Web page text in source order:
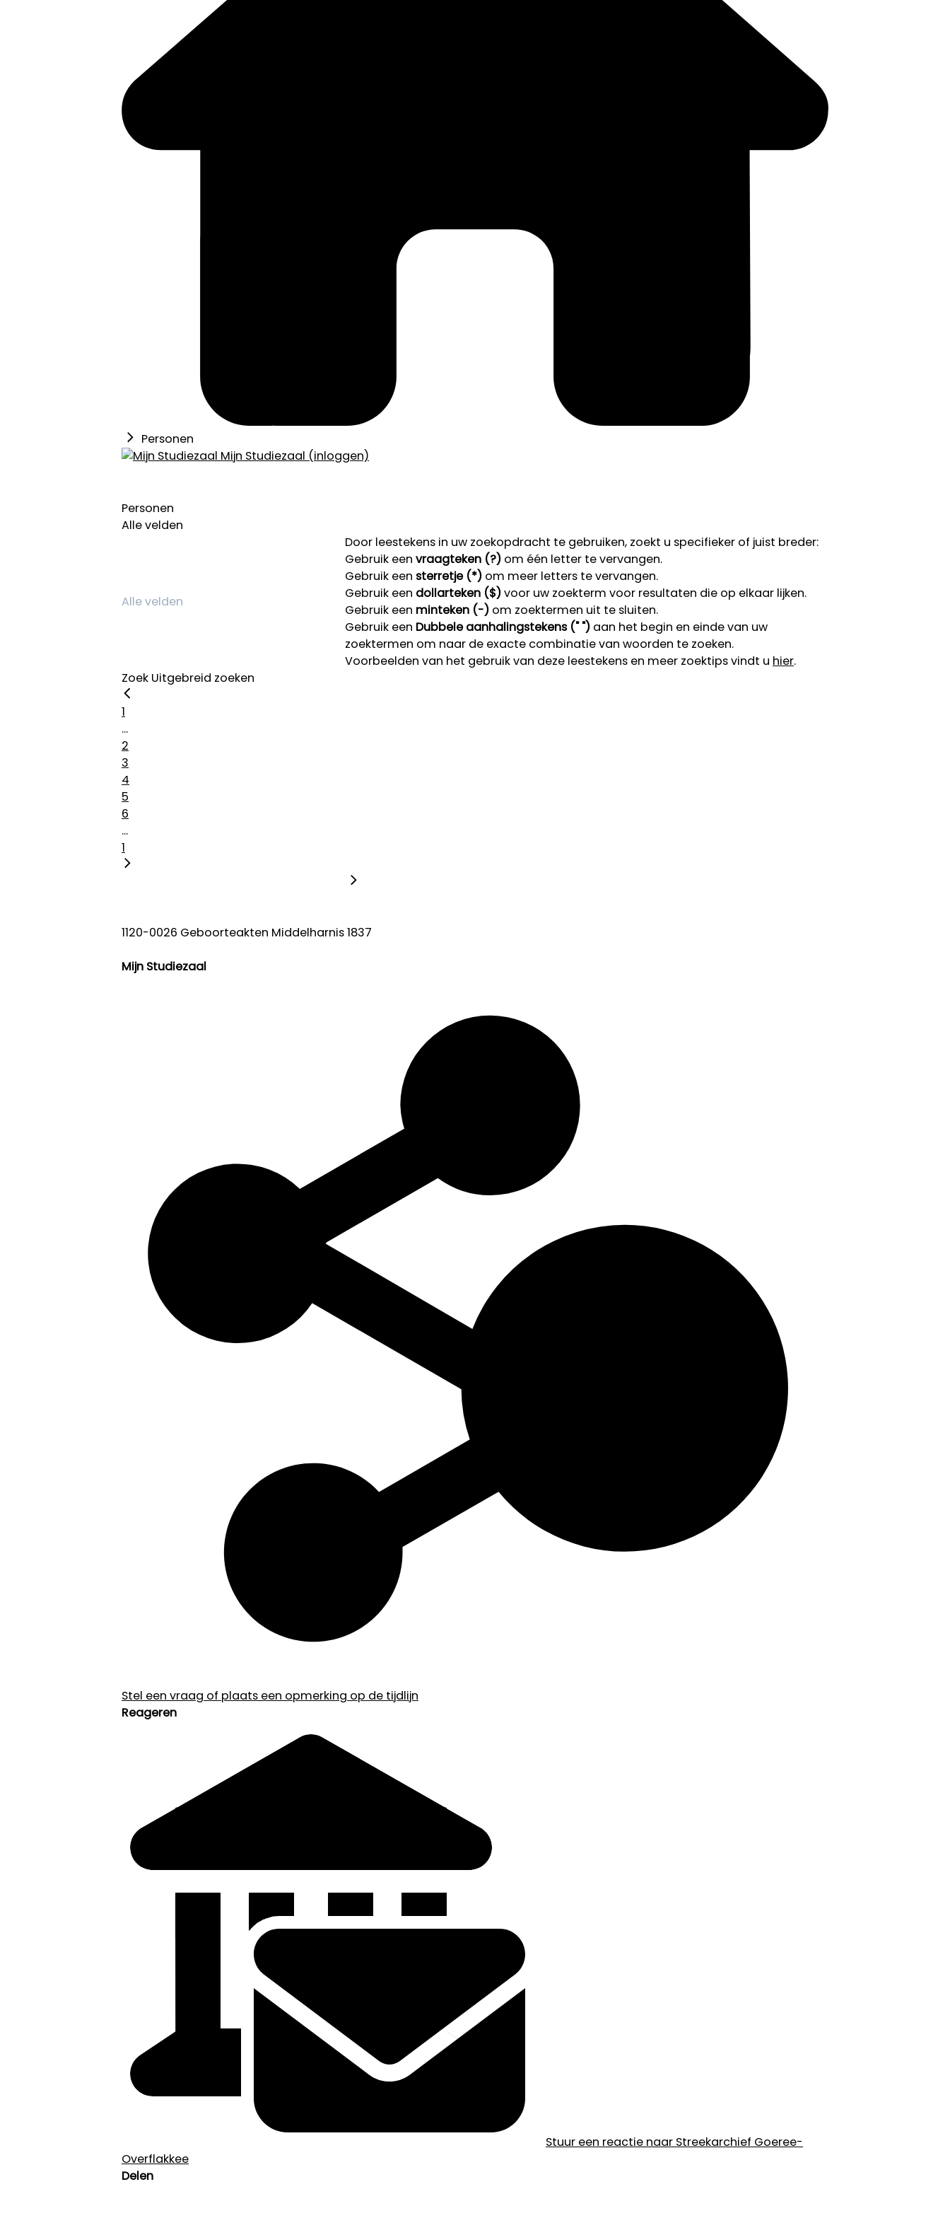
Personen
Mijn Studiezaal (inloggen)
Personen
Alle velden
Door leestekens in uw zoekopdracht te gebruiken, zoekt u specifieker of juist breder:
Gebruik een vraagteken (?) om één letter te vervangen.
Gebruik een sterretje (*) om meer letters te vervangen.
Gebruik een dollarteken ($)voor uw zoekterm voor resultaten die op elkaar lijken.
Gebruik een minteken (-) om zoektermen uit te sluiten.
Gebruik een Dubbele aanhalingstekens (" ") aan het begin en einde van uw
zoektermen om naar de exacte combinatie van woorden te zoeken.
Voorbeelden van het gebruik van deze leestekens en meer zoektips vindt u hier.
Zoek Uitgebreid zoeken
1
...
2
3
4
5
6
...
1
1120-0026 Geboorteakten Middelharnis 1837
Mijn Studiezaal
Stel een vraag of plaats een opmerking op de tijdlijn
Reageren
Stuur een reactie naar Streekarchief Goeree-
Overflakkee
Delen